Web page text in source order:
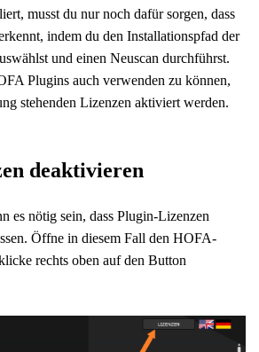
musst du nur noch dafür sorgen, dass
indem du den Installationspfad der
und einen Neuscan durchführst.
Plugins auch verwenden zu können,
stehenden Lizenzen aktiviert werden.
deaktivieren
es nötig sein, dass Plugin-Lizenzen
Öffne in diesem Fall den HOFA-
rechts oben auf den Button